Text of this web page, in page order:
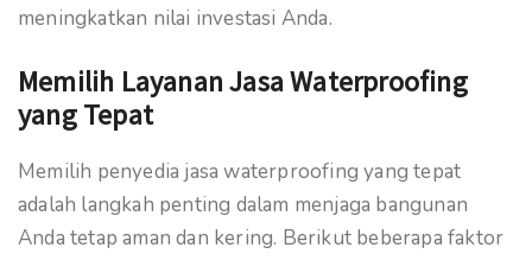
meningkatkan nilai investasi Anda.
Memilih Layanan Jasa Waterproofing
yang Tepat
Memilih penyedia jasa waterproofing yang tepat
adalah langkah penting dalam menjaga bangunan
Anda tetap aman dan kering. Berikut beberapa faktor